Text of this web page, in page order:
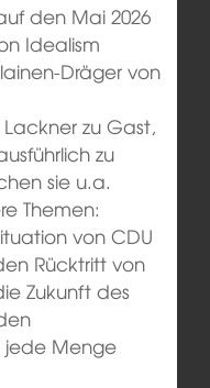
den Mai 2026
Idealism
Dräger von
zu Gast,
zu
sie u.a.
Themen:
von CDU
Rücktritt von
Zukunft des
jede Menge